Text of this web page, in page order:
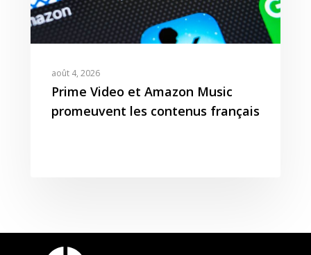
août 4, 2026
Prime Video et Amazon Music
promeuvent les contenus français